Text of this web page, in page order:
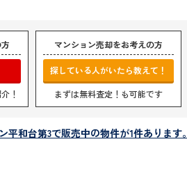
！
マンション売却をお考えの方
探している人がいたら教えて！
まずは無料査定！も可能です
平和台第3で販売中の物件が1件あります。